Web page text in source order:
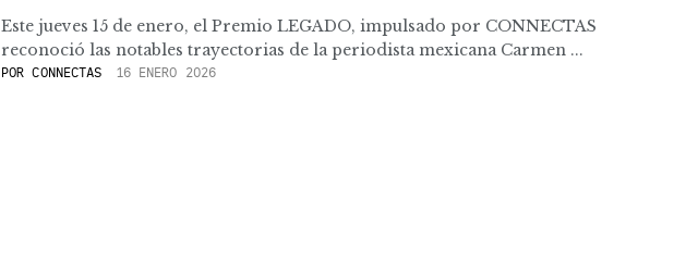
Este jueves 15 de enero, el Premio LEGADO, impulsado por CONNECTAS
reconoció las notables trayectorias de la periodista mexicana Carmen ...
POR CONNECTAS 16 ENERO 2026